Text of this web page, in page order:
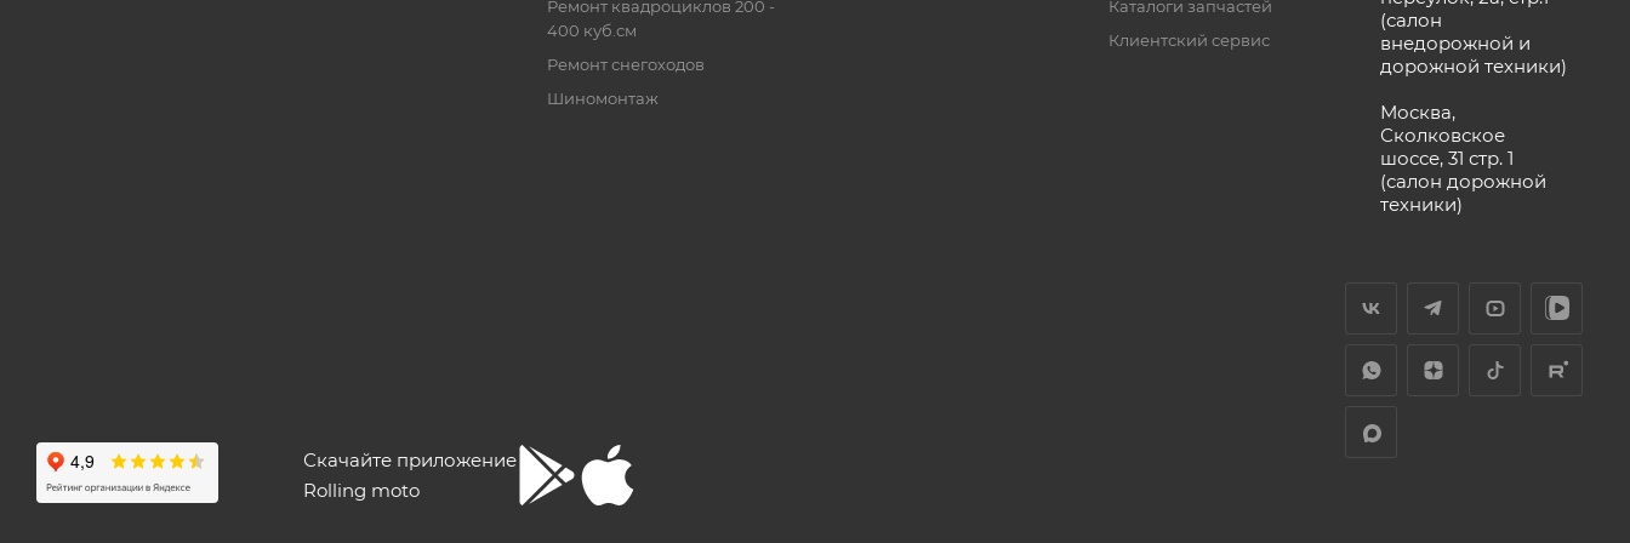
Ремонт квадроциклов 200 -
400 куб.см
Ремонт снегоходов
Шиномонтаж
Каталоги запчастей
Клиентский сервис
(салон
внедорожной и
дорожной техники)
Москва,
Сколковское
шоссе, 31 стр. 1
(салон дорожной
техники)
Скачайте приложение
Rolling moto